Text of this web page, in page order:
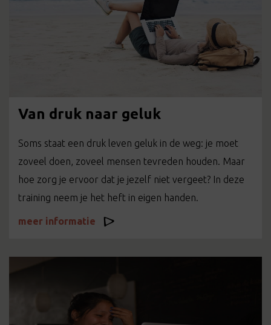
Van druk naar geluk
Soms staat een druk leven geluk in de weg: je moet
zoveel doen, zoveel mensen tevreden houden. Maar
hoe zorg je ervoor dat je jezelf niet vergeet? In deze
training neem je het heft in eigen handen.
meer informatie